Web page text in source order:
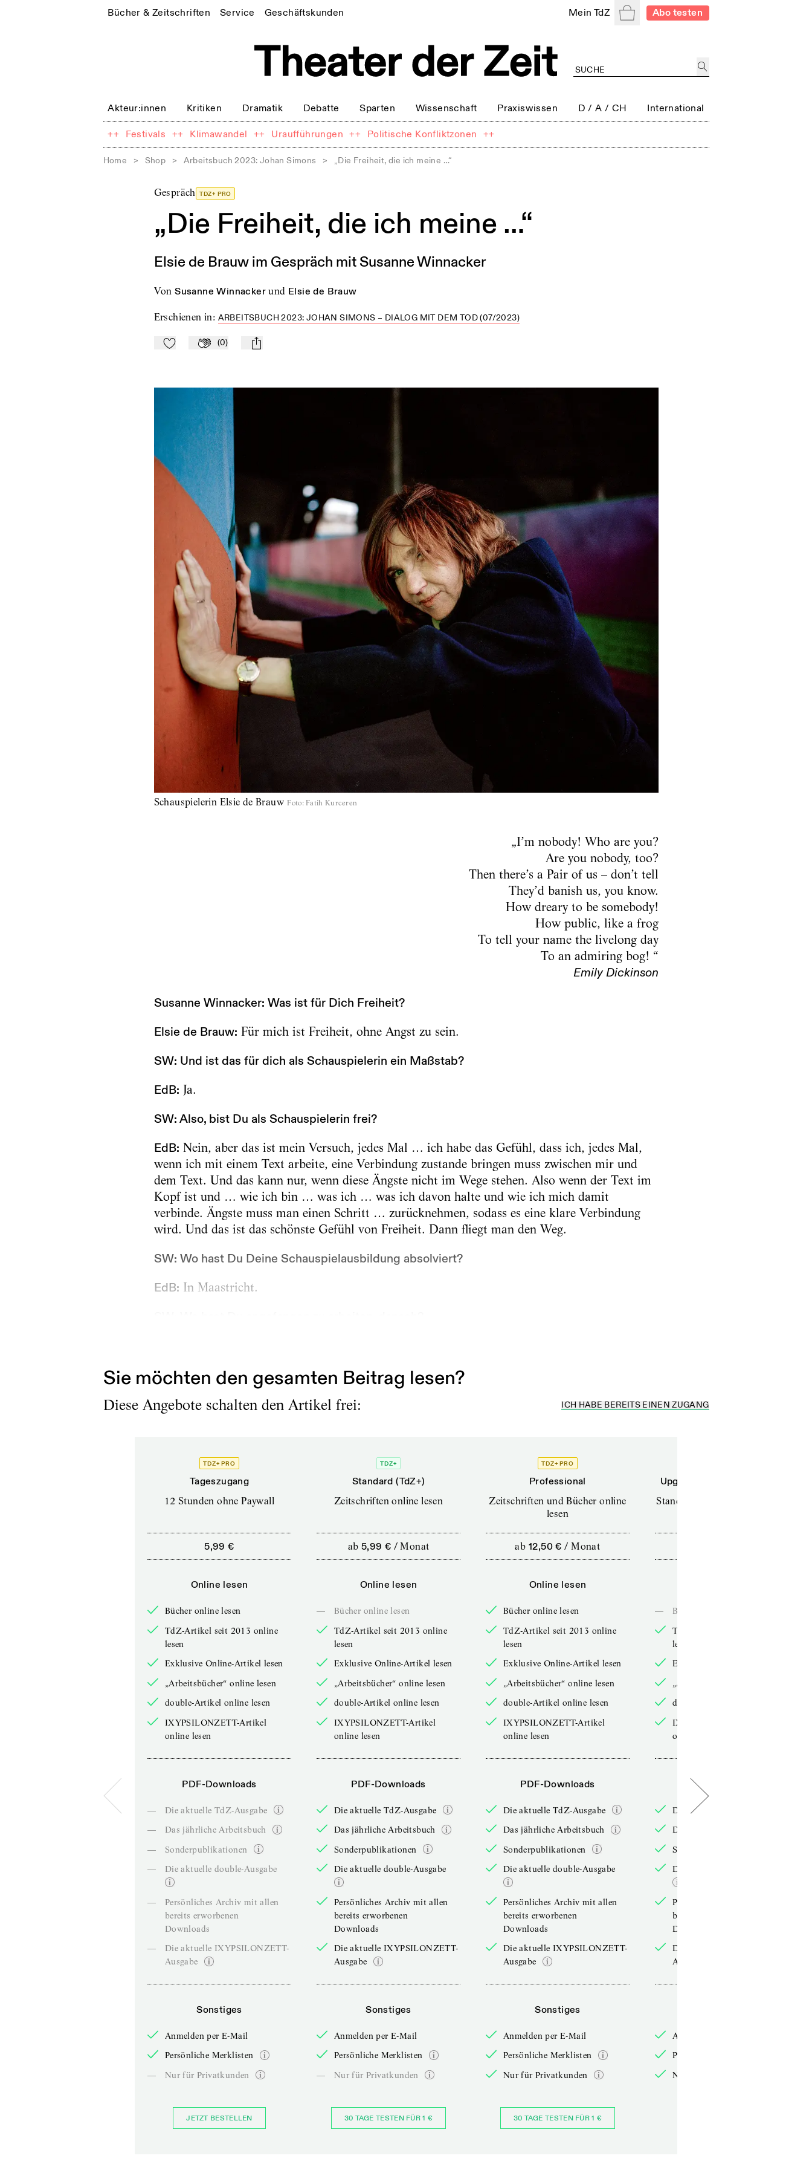
Bücher & Zeitschriften Service Geschäftskunden Mein TdZ WarenkorbAbo testen
Akteur:innen Kritiken Dramatik Debatte Sparten Wissenschaft Praxiswissen D / A / CH International
++ Festivals ++ Klimawandel ++ Uraufführungen ++ Politische Konfliktzonen ++
Home > Shop > Arbeitsbuch 2023: Johan Simons > „Die Freiheit, die ich meine …“
Gespräch TDZ+ PRO
„Die Freiheit, die ich meine …“
Elsie de Brauw im Gespräch mit Susanne Winnacker
von Susanne Winnacker und Elsie de Brauw
Erschienen in: ARBEITSBUCH 2023: JOHAN SIMONS – DIALOG MIT DEM TOD (07/2023)
Zu Mein-TdZ hinzufügen
Applaudieren
(0) mail
Schauspielerin Elsie de Brauw Foto: Fatih Kurceren
„I’m nobody! Who are you?
Are you nobody, too?
Then there’s a Pair of us – don’t tell
They’d banish us, you know.
How dreary to be somebody!
How public, like a frog
To tell your name the livelong day
To an admiring bog! “
Emily Dickinson
Susanne Winnacker: Was ist für Dich Freiheit?
Elsie de Brauw: Für mich ist Freiheit, ohne Angst zu sein.
SW: Und ist das für dich als Schauspielerin ein Maßstab?
EdB: Ja.
SW: Also, bist Du als Schauspielerin frei?
EdB: Nein, aber das ist mein Versuch, jedes Mal … ich habe das Gefühl, dass ich, jedes Mal,
wenn ich mit einem Text arbeite, eine Verbindung zustande bringen muss zwischen mir und
dem Text. Und das kann nur, wenn diese Ängste nicht im Wege stehen. Also wenn der Text im
Kopf ist und … wie ich bin … was ich … was ich davon halte und wie ich mich damit
verbinde. Ängste muss man einen Schritt … zurücknehmen, sodass es eine klare Verbindung
wird. Und das ist das schönste Gefühl von Freiheit. Dann fliegt man den Weg.
SW: Wo hast Du Deine Schauspielausbildung absolviert?
EdB: In Maastricht.
Sie möchten den gesamten Beitrag lesen?
Diese Angebote schalten den Artikel frei: ICH HABE BEREITS EINEN ZUGANG
TDZ+ PRO
Tageszugang
12 Stunden ohne Paywall
5,99 €
Online lesen
Bücher online lesen
TdZ-Artikel seit 2013 online
lesen
Exklusive Online-Artikel lesen
„Arbeitsbücher“ online lesen
double-Artikel online lesen
IXYPSILONZETT-Artikel
online lesen
PDF-Downloads
—
Die aktuelle TdZ-Ausgabe
—
Das jährliche Arbeitsbuch
—
Sonderpublikationen
—
Die aktuelle double-Ausgabe
—
Persönliches Archiv mit allen
bereits erworbenen
Downloads
—
Die aktuelle IXYPSILONZETT-
Ausgabe
Sonstiges
Anmelden per E-Mail
Persönliche Merklisten
—
Nur für Privatkunden
JETZT BESTELLEN
TDZ+
Standard (TdZ+)
Zeitschriften online lesen
ab 5,99 € /Monat
Online lesen
—
Bücher online lesen
TdZ-Artikel seit 2013 online
lesen
Exklusive Online-Artikel lesen
„Arbeitsbücher“ online lesen
double-Artikel online lesen
IXYPSILONZETT-Artikel
online lesen
PDF-Downloads
Die aktuelle TdZ-Ausgabe
Das jährliche Arbeitsbuch
Sonderpublikationen
Die aktuelle double-Ausgabe
Persönliches Archiv mit allen
bereits erworbenen
Downloads
Die aktuelle IXYPSILONZETT-
Ausgabe
Sonstiges
Anmelden per E-Mail
Persönliche Merklisten
—
Nur für Privatkunden
30 TAGE TESTEN FÜR 1 €
TDZ+ PRO
Professional
Zeitschriften und Bücher online
lesen
ab 12,50 € /Monat
Online lesen
Bücher online lesen
TdZ-Artikel seit 2013 online
lesen
Exklusive Online-Artikel lesen
„Arbeitsbücher“ online lesen
double-Artikel online lesen
IXYPSILONZETT-Artikel
online lesen
PDF-Downloads
Die aktuelle TdZ-Ausgabe
Das jährliche Arbeitsbuch
Sonderpublikationen
Die aktuelle double-Ausgabe
Persönliches Archiv mit allen
bereits erworbenen
Downloads
Die aktuelle IXYPSILONZETT-
Ausgabe
Sonstiges
Anmelden per E-Mail
Persönliche Merklisten
Nur für Privatkunden
30 TAGE TESTEN FÜR 1 €
Upgrade für Printabonnenten
Standard (TdZ+) – Zeitschriften
—
Bücher online lesen
TdZ-Artikel seit 2013 online
lesen
Exklusive Online-Artikel lesen
„Arbeitsbücher“ online lesen
double-Artikel online lesen
IXYPSILONZETT-Artikel
online lesen
PDF-Downloads
Die aktuelle TdZ-Ausgabe
Das jährliche Arbeitsbuch
Sonderpublikationen
Die aktuelle double-Ausgabe
Persönliches Archiv mit allen
bereits erworbenen
Downloads
Die aktuelle IXYPSILONZETT-
Ausgabe
Anmelden per E-Mail
Persönliche Merklisten
Nur für Privatkunden